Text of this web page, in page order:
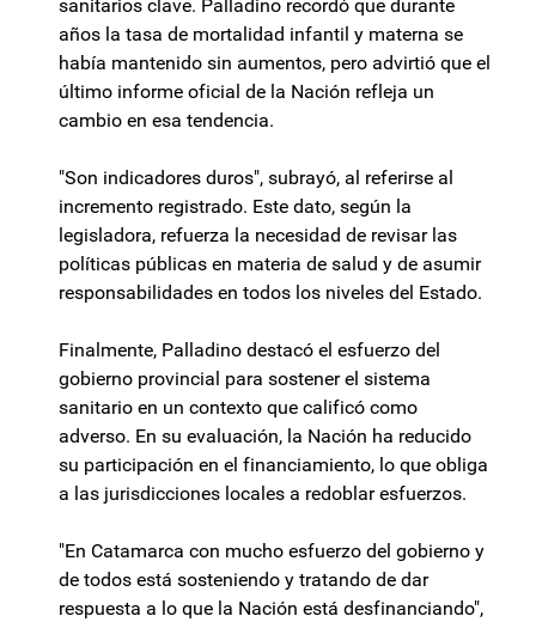
sanitarios clave. Palladino recordó que durante
años la tasa de mortalidad infantil y materna se
había mantenido sin aumentos, pero advirtió que el
último informe oficial de la Nación refleja un
cambio en esa tendencia.
"Son indicadores duros", subrayó, al referirse al
incremento registrado. Este dato, según la
legisladora, refuerza la necesidad de revisar las
políticas públicas en materia de salud y de asumir
responsabilidades en todos los niveles del Estado.
Finalmente, Palladino destacó el esfuerzo del
gobierno provincial para sostener el sistema
sanitario en un contexto que calificó como
adverso. En su evaluación, la Nación ha reducido
su participación en el financiamiento, lo que obliga
a las jurisdicciones locales a redoblar esfuerzos.
"En Catamarca con mucho esfuerzo del gobierno y
de todos está sosteniendo y tratando de dar
respuesta a lo que la Nación está desfinanciando",